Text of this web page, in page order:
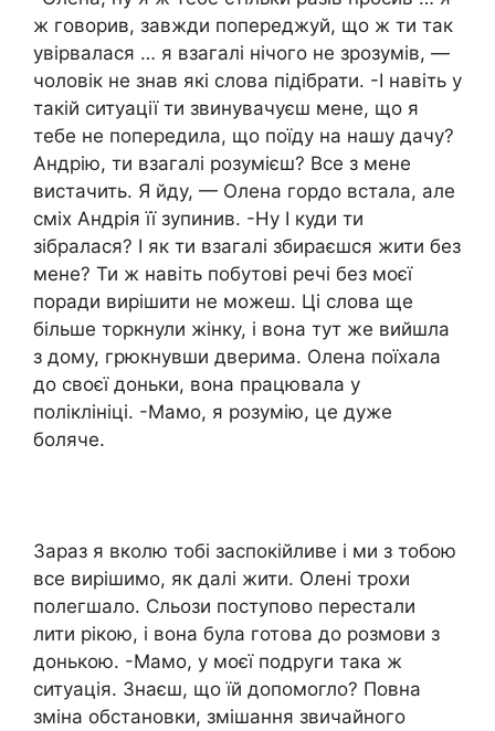
ж говорив, завжди попереджуй, що ж ти так
увірвалася … я взагалі нічого не зрозумів, —
чоловік не знав які слова підібрати. -І навіть у
такій ситуації ти звинувачуєш мене, що я
тебе не попередила, що поїду на нашу дачу?
Андрію, ти взагалі розумієш? Все з мене
вистачить. Я йду, — Олена гордо встала, але
сміх Андрія її зупинив. -Ну І куди ти
зібралася? І як ти взагалі збираєшся жити без
мене? Ти ж навіть побутові речі без моєї
поради вирішити не можеш. Ці слова ще
більше торкнули жінку, і вона тут же вийшла
з дому, грюкнувши дверима. Олена поїхала
до своєї доньки, вона працювала у
поліклініці. -Мамо, я розумію, це дуже
боляче.
Зараз я вколю тобі заспокійливе і ми з тобою
все вирішимо, як далі жити. Олені трохи
полегшало. Cльози поступово перестали
лити рікою, і вона була готова до розмови з
донькою. -Мамо, у моєї подруги така ж
ситуація. Знаєш, що їй допомогло? Повна
зміна обстановки, змішання звичайного